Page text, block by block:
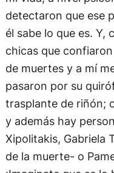
detectaron que ese
él sabe lo que es.
chicas que
de muertes y a mí
pasaron por su
trasplante de riñón;
y además hay
Xipolitakis, Gabriela
de la muerte- o